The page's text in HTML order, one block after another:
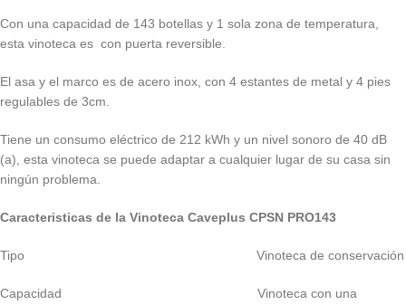
Con una capacidad de 143 botellas y 1 sola zona de temperatura,
esta vinoteca es con puerta reversible.
El asa y el marco es de acero inox, con 4 estantes de metal y 4 pies
regulables de 3cm.
Tiene un consumo eléctrico de 212 kWh y un nivel sonoro de 40 dB
(a), esta vinoteca se puede adaptar a cualquier lugar de su casa sin
ningún problema.
Caracteristicas de la Vinoteca Caveplus CPSN PRO143
Tipo Vinoteca de conservación
Capacidad Vinoteca con una